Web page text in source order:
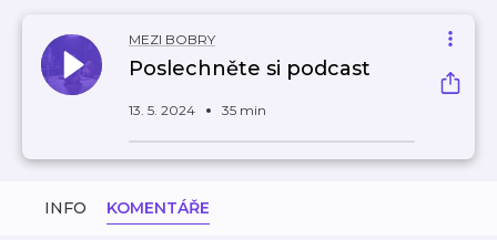
MEZI BOBRY
Poslechněte si podcast
13. 5. 2024 35 min
INFO KOMENTÁŘE